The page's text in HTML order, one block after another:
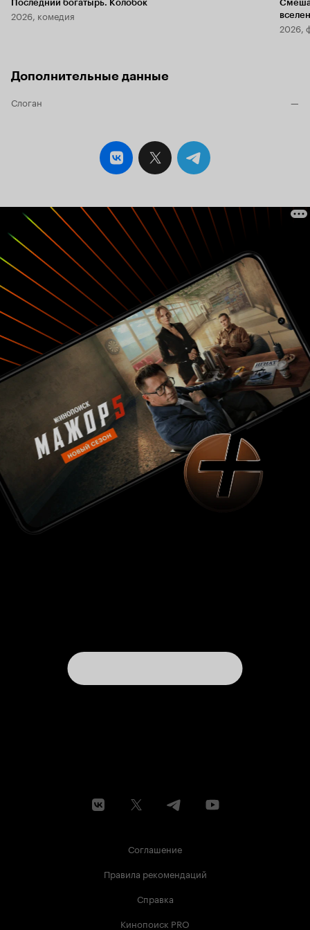
Последний богатырь. Колобок
2026, комедия
2026,
Дополнительные данные
Слоган —
Соглашение
Правила рекомендаций
Справка
Кинопоиск PRO